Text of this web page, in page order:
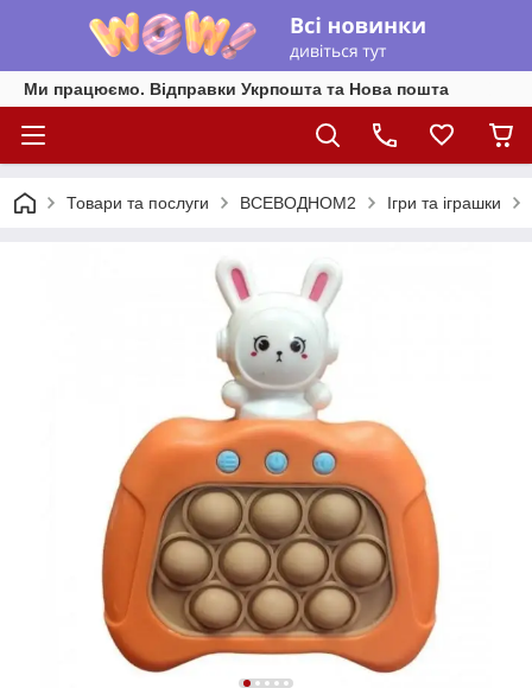
Ми працюємо. Відправки Укрпошта та Нова пошта
Товари та послуги ВСЕВОДНОМ2 Ігри та іграшки